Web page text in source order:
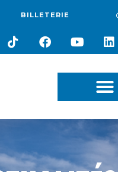
BILLETERIE